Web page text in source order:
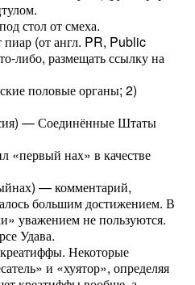
стол от смеха.
(от англ. PR, Public
либо, размещать ссылку на
половые органы; 2)
— Соединённые Штаты
«первый нах» в качестве
— комментарий,
большим достижением. В
уважением не пользуются.
Удава.
Некоторые
и «хуятор», определяя